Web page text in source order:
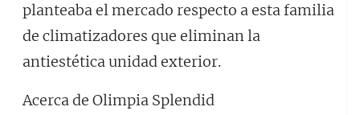
planteaba el mercado respecto a esta familia
de climatizadores que eliminan la
antiestética unidad exterior.
Acerca de Olimpia Splendid